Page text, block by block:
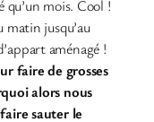
qu’un mois. Cool !
matin jusqu’au
aménagé !
faire de grosses
alors nous
sauter le